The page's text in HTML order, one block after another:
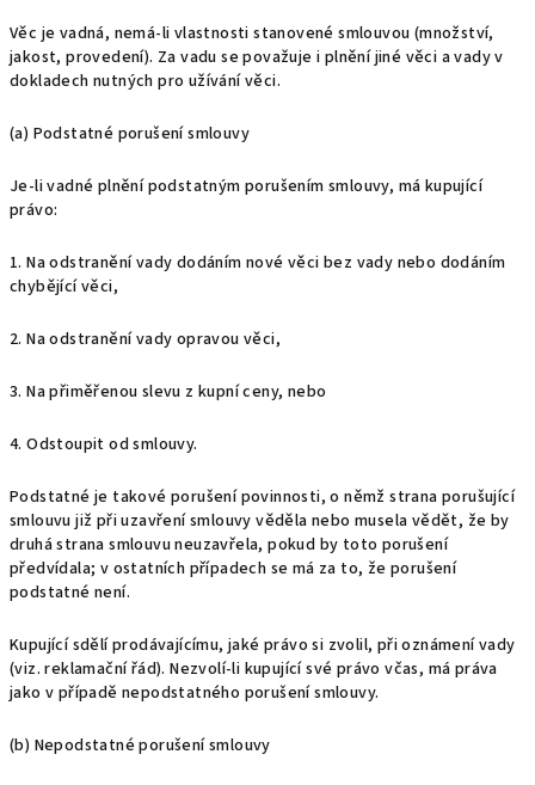
Věc je vadná, nemá-li vlastnosti stanovené smlouvou (množství,
jakost, provedení). Za vadu se považuje i plnění jiné věci a vady v
dokladech nutných pro užívání věci.
(a) Podstatné porušení smlouvy
Je-li vadné plnění podstatným porušením smlouvy, má kupující
právo:
1. Na odstranění vady dodáním nové věci bez vady nebo dodáním
chybějící věci,
2. Na odstranění vady opravou věci,
3. Na přiměřenou slevu z kupní ceny, nebo
4. Odstoupit od smlouvy.
Podstatné je takové porušení povinnosti, o němž strana porušující
smlouvu již při uzavření smlouvy věděla nebo musela vědět, že by
druhá strana smlouvu neuzavřela, pokud by toto porušení
předvídala; v ostatních případech se má za to, že porušení
podstatné není.
Kupující sdělí prodávajícímu, jaké právo si zvolil, při oznámení vady
(viz. reklamační řád). Nezvolí-li kupující své právo včas, má práva
jako v případě nepodstatného porušení smlouvy.
(b) Nepodstatné porušení smlouvy